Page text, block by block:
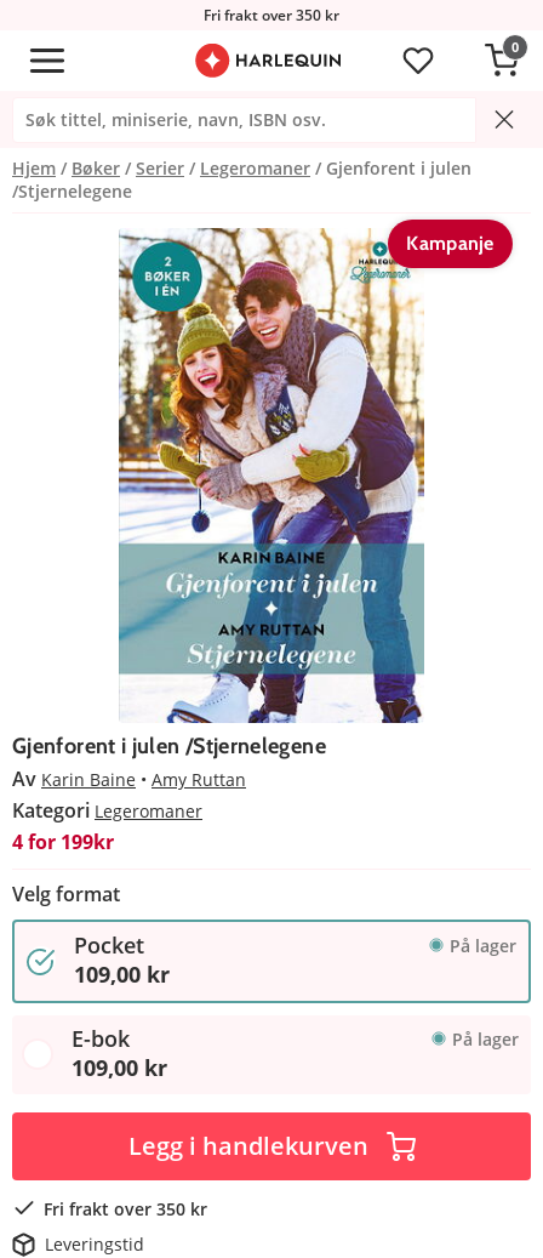
Fri frakt over 350 kr
0
Hjem Bøker Serier Legeromaner
Gjenforent i julen
/Stjernelegene
Kampanje
Gjenforent i julen /Stjernelegene
Av Karin Baine Amy Ruttan
Kategori Legeromaner
4 for 199kr
Velg format
Pocket På lager
109,00 kr
E-bok På lager
109,00 kr
Legg i handlekurven
Fri frakt over 350 kr
Leveringstid